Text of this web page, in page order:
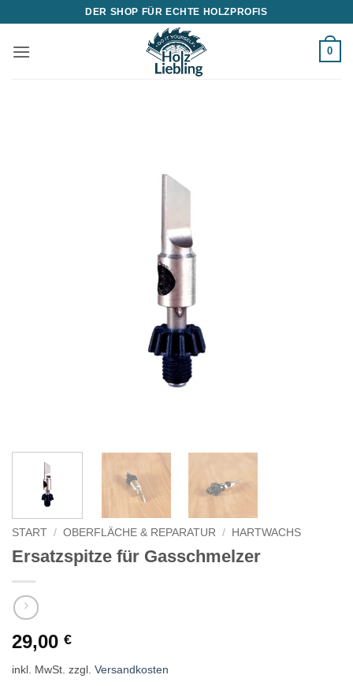
springen
DER SHOP FÜR ECHTE HOLZPROFIS
0
START / OBERFLÄCHE & REPARATUR / HARTWACHS
Ersatzspitze für Gasschmelzer
29,00 €
inkl. MwSt. zzgl. Versandkosten